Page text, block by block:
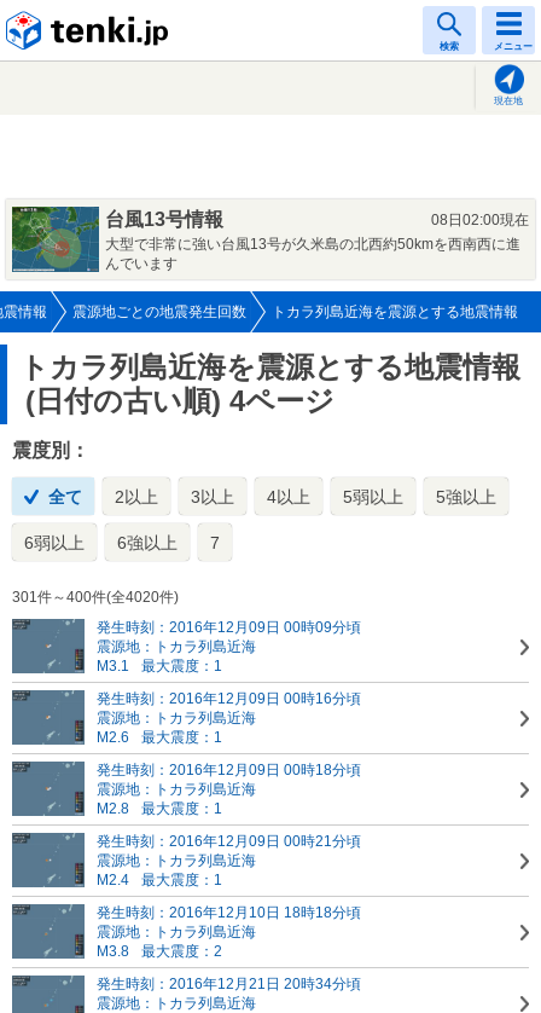
検索 メニュー
現在地
台風13号情報
08日02:00現在
大型で非常に強い台風13号が久米島の北西約50kmを西南西に進
んでいます
震情報 震源地ごとの地震発生回数 トカラ列島近海を震源とする地震情報
トカラ列島近海を震源とする地震情報
(日付の古い順) 4ページ
震度別：
全て 2以上 3以上 4以上 5弱以上 5強以上
6弱以上 6強以上 7
301件～400件(全4020件)
発生時刻：2016年12月09日 00時09分頃
震源地：トカラ列島近海
M3.1
最大震度：1
発生時刻：2016年12月09日 00時16分頃
震源地：トカラ列島近海
M2.6
最大震度：1
発生時刻：2016年12月09日 00時18分頃
震源地：トカラ列島近海
M2.8
最大震度：1
発生時刻：2016年12月09日 00時21分頃
震源地：トカラ列島近海
M2.4
最大震度：1
発生時刻：2016年12月10日 18時18分頃
震源地：トカラ列島近海
M3.8
最大震度：2
発生時刻：2016年12月21日 20時34分頃
震源地：トカラ列島近海